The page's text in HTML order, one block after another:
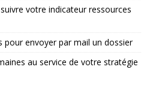
votre indicateur ressources
envoyer par mail un dossier
au service de votre stratégie